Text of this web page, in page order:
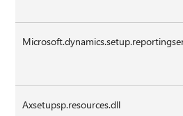
Axsetupsp.resources.dll